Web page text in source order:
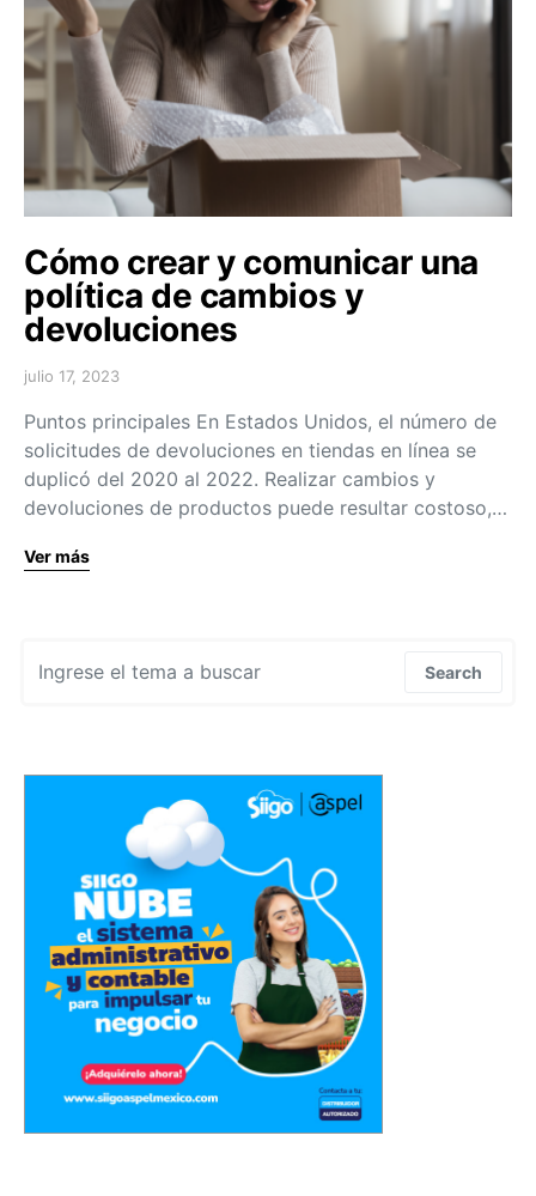
Cómo crear y comunicar una
política de cambios y
devoluciones
julio 17, 2023
Puntos principales En Estados Unidos, el número de
solicitudes de devoluciones en tiendas en línea se
duplicó del 2020 al 2022. Realizar cambios y
devoluciones de productos puede resultar costoso,…
Ver más
Search